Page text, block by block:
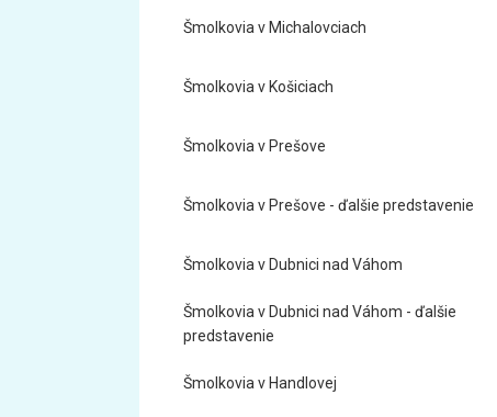
Šmolkovia v Michalovciach
Šmolkovia v Košiciach
Šmolkovia v Prešove
Šmolkovia v Prešove - ďalšie predstavenie
Šmolkovia v Dubnici nad Váhom
Šmolkovia v Dubnici nad Váhom - ďalšie
predstavenie
Šmolkovia v Handlovej